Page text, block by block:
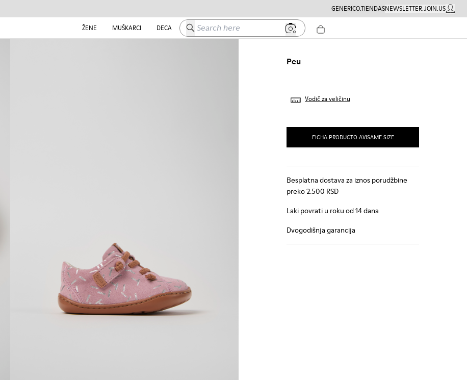
GENERICO.TIENDASNEWSLETTER.JOIN.USMOJ
ŽENE
MUŠKARCI DECA Search here
Peu
Vodič za veličinu
FICHA.PRODUCTO.AVISAME.SIZE
Besplatna dostava za iznos porudžbine
preko 2.500 RSD
Laki povrati u roku od 14 dana
Dvogodišnja garancija